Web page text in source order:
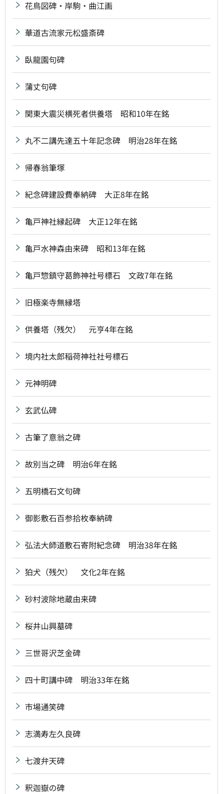
花鳥図碑・岸駒・曲江画
華道古流家元松盛斎碑
臥龍園句碑
蒲丈句碑
関東大震災横死者供養塔 昭和10年在銘
丸不二講先達五十年記念碑 明治28年在銘
帰春翁筆塚
紀念碑建設費奉納碑 大正8年在銘
亀戸神社縁起碑 大正12年在銘
亀戸水神森由来碑 昭和13年在銘
亀戸惣鎮守葛飾神社号標石 文政7年在銘
旧極楽寺無縁塔
供養塔（残欠） 元亨4年在銘
境内社太郎稲荷神社社号標石
元神明碑
玄武仏碑
古筆了意翁之碑
故別当之碑 明治6年在銘
五明橋石文句碑
御影敷石百参拾枚奉納碑
弘法大師道敷石寄附紀念碑 明治38年在銘
狛犬（残欠） 文化2年在銘
砂村波除地蔵由来碑
桜井山興墓碑
三世哥沢芝金碑
四十町講中碑 明治33年在銘
市場通笑碑
志満寿左久良碑
七渡弁天碑
釈迦嶽の碑